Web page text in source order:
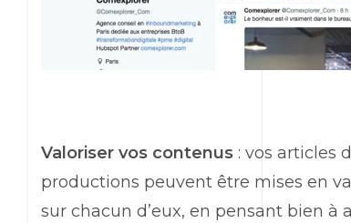
Valoriser vos contenus : vos articles
productions peuvent être mises en
sur chacun d’eux, en pensant bien